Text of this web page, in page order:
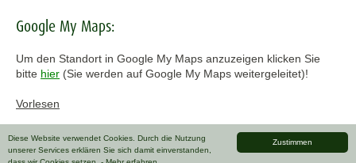
Zustimmen
Diese Website verwendet Cookies. Durch die Nutzung
unserer Services erklären Sie sich damit einverstanden,
Google My Maps:
Um den Standort in Google My Maps anzuzeigen klicken Sie
bitte hier (Sie werden auf Google My Maps weitergeleitet)!
Vorlesen